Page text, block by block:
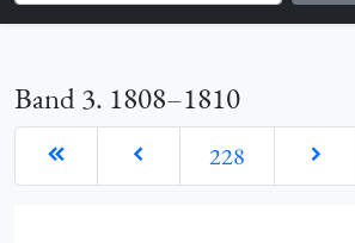
Band 3. 1808–1810
228